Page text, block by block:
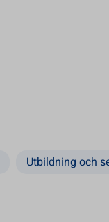
Utbildning och